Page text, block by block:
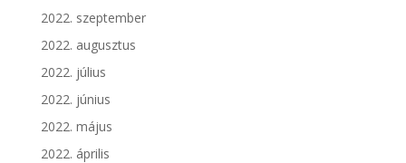
2022. szeptember
2022. augusztus
2022. július
2022. június
2022. május
2022. április